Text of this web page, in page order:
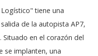
tiene una
de la autopista AP7,
Situado en el corazón del
se implanten, una